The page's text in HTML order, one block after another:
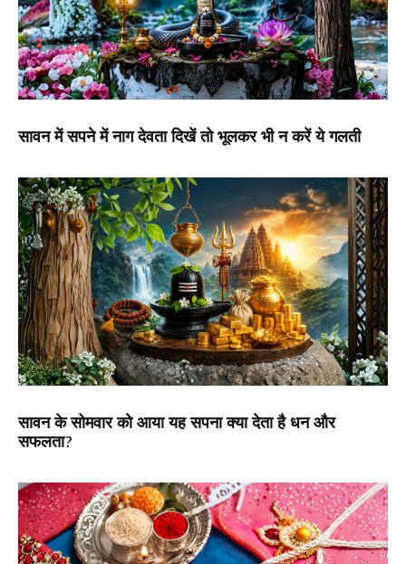
सावन में सपने में नाग देवता दिखें तो भूलकर भी न करें ये गलती
सावन के सोमवार को आया यह सपना क्या देता है धन और
सफलता?